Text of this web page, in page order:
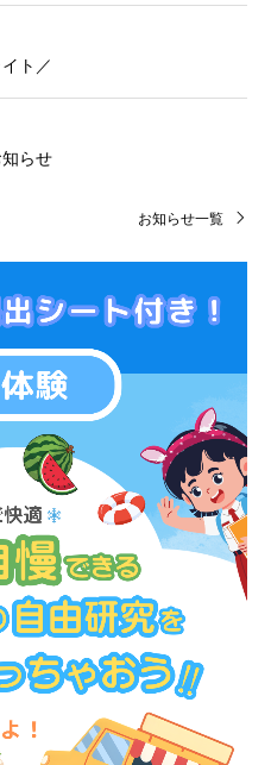
ト／
らせ
お知らせ一覧